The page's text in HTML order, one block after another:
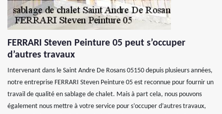
FERRARI Steven Peinture 05 peut s’occuper
d’autres travaux
Intervenant dans le Saint Andre De Rosans 05150 depuis plusieurs années,
notre entreprise FERRARI Steven Peinture 05 est reconnue pour fournir un
travail de qualité en sablage de chalet. Mais à part cela, nous pouvons
également nous mettre à votre service pour s’occuper d’autres travaux,